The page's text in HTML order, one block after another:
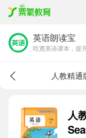
英语朗读宝
吃透英语课本，提
人教精
人